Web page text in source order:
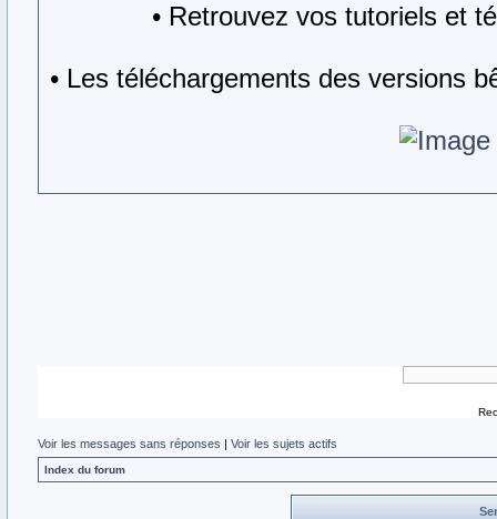
• Retrouvez vos tutoriels et
• Les téléchargements des versions
Voir les messages sans réponses | Voir les sujets actifs
Index du forum